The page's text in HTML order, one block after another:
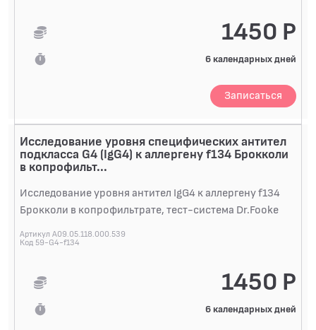
1450 Р
6 календарных дней
Записаться
Исследование уровня специфических антител
подкласса G4 (IgG4) к аллергену f134 Брокколи
в копрофильт...
Исследование уровня антител IgG4 к аллергену f134
Брокколи в копрофильтрате, тест-система Dr.Fooke
Артикул A09.05.118.000.539
Код 59-G4-f134
1450 Р
6 календарных дней